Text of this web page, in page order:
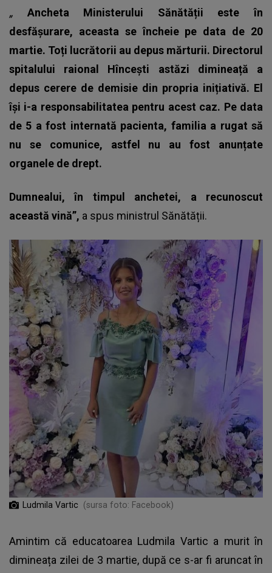
„ Ancheta Ministerului Sănătății este în
desfășurare, aceasta se încheie pe data de 20
martie. Toți lucrătorii au depus mărturii. Directorul
spitalului raional Hîncești astăzi dimineață a
depus cerere de demisie din propria inițiativă. El
își i-a responsabilitatea pentru acest caz. Pe data
de 5 a fost internată pacienta, familia a rugat să
nu se comunice, astfel nu au fost anunțate
organele de drept.
Dumnealui, în timpul anchetei, a recunoscut
această vină”, a spus ministrul Sănătății.
Ludmila Vartic (sursa foto: Facebook)
Amintim că educatoarea Ludmila Vartic a murit în
dimineața zilei de 3 martie, după ce s-ar fi aruncat în